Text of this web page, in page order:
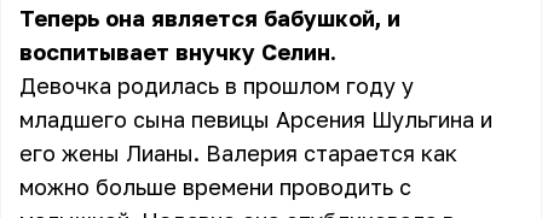
Теперь она является бабушкой, и
воспитывает внучку Селин.
Девочка родилась в прошлом году у
младшего сына певицы Арсения Шульгина и
его жены Лианы. Валерия старается как
можно больше времени проводить с